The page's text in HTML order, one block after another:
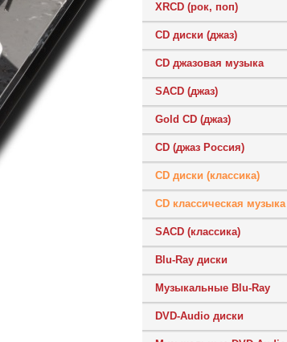
XRCD (рок, поп)
CD диски (джаз)
CD джазовая музыка
SACD (джаз)
Gold CD (джаз)
CD (джаз Россия)
CD диски (классика)
CD классическая музыка
SACD (классика)
Blu-Ray диски
Музыкальные Blu-Ray
DVD-Audio диски